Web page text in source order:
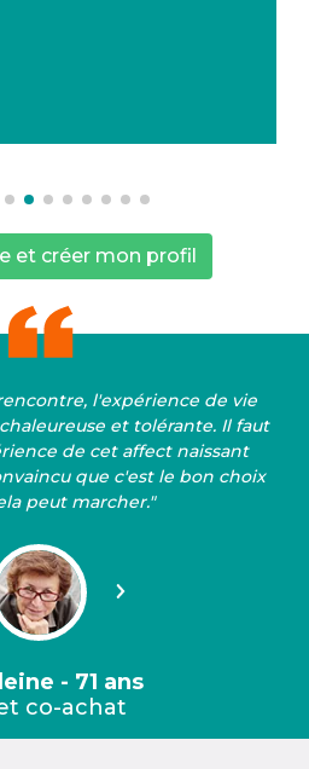
et créer mon profil
l'expérience de vie
et tolérante. Il faut
de cet affect naissant
que c'est le bon choix
peut marcher."
Suivant
- 71 ans
co-achat